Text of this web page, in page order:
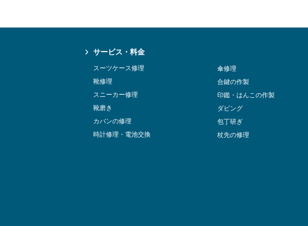
サービス・料金
スーツケース修理
靴修理
スニーカー修理
靴磨き
カバンの修理
時計修理・電池交換
傘修理
合鍵の作製
印鑑・はんこの作製
ダビング
包丁研ぎ
杖先の修理